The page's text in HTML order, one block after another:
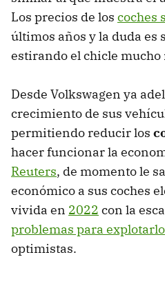
Los precios de los coches
últimos años y la duda es
estirando el chicle mucho
Desde Volkswagen ya
crecimiento de sus
permitiendo reducir los
hacer funcionar la
Reuters, de momento le
económico a sus coches
vivida en 2022 con la
problemas para explotarlo
optimistas.